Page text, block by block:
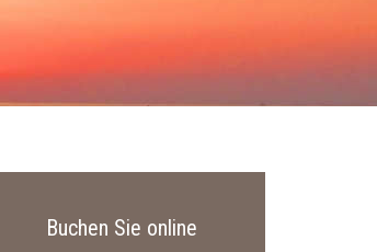
Buchen Sie online